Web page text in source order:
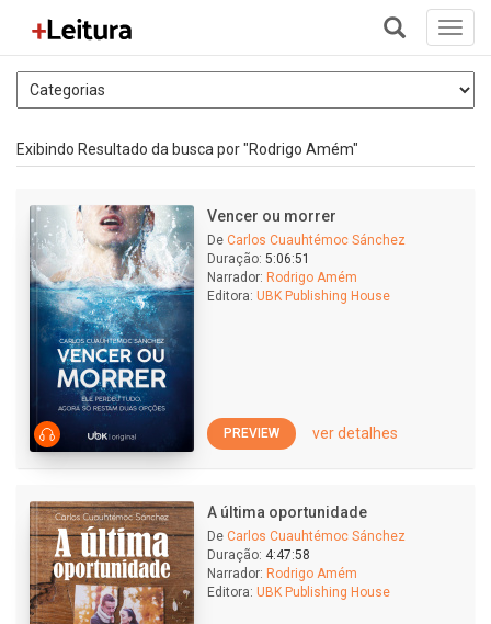
+
Exibindo Resultado da busca por "Rodrigo Amém"
Vencer ou morrer
De Carlos Cuauhtémoc Sánchez
Duração: 5:06:51
Narrador: Rodrigo Amém
Editora: UBK Publishing House
PREVIEW ver detalhes
A última oportunidade
De Carlos Cuauhtémoc Sánchez
Duração: 4:47:58
Narrador: Rodrigo Amém
Editora: UBK Publishing House